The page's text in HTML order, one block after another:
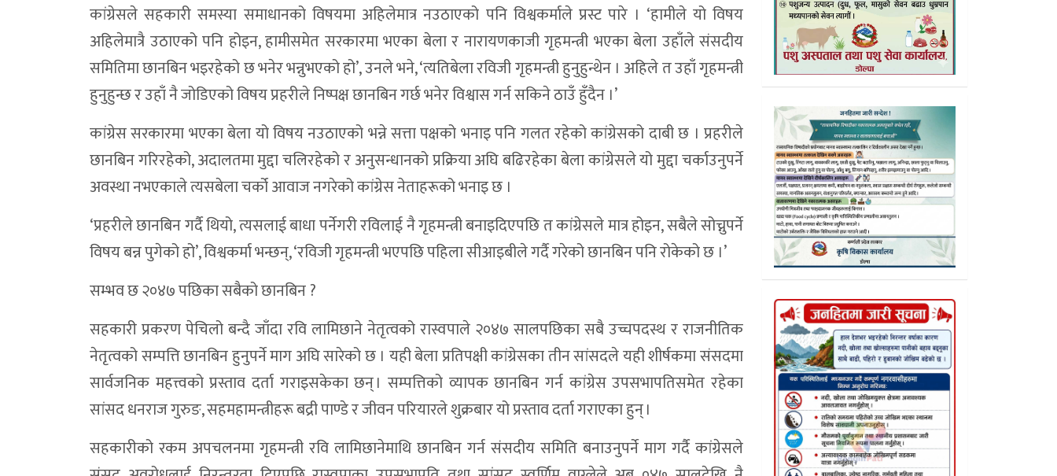
कांग्रेसले सहकारी समस्या समाधानको विषयमा अहिलेमात्र नउठाएको पनि विश्वकर्माले प्रस्ट पारे । ‘हामीले यो विषय
अहिलेमात्रै उठाएको पनि होइन, हामीसमेत सरकारमा भएका बेला र नारायणकाजी गृहमन्त्री भएका बेला उहाँले संसदीय
समितिमा छानबिन भइरहेको छ भनेर भन्नुभएको हो’, उनले भने, ‘त्यतिबेला रविजी गृहमन्त्री हुनुहुन्थेन । अहिले त उहाँ गृहमन्त्री
हुनुहुन्छ र उहाँ नै जोडिएको विषय प्रहरीले निष्पक्ष छानबिन गर्छ भनेर विश्वास गर्न सकिने ठाउँ हुँदैन ।’
कांग्रेस सरकारमा भएका बेला यो विषय नउठाएको भन्ने सत्ता पक्षको भनाइ पनि गलत रहेको कांग्रेसको दाबी छ । प्रहरीले
छानबिन गरिरहेको, अदालतमा मुद्दा चलिरहेको र अनुसन्धानको प्रक्रिया अघि बढिरहेका बेला कांग्रेसले यो मुद्दा चर्काउनुपर्ने
अवस्था नभएकाले त्यसबेला चर्को आवाज नगरेको कांग्रेस नेताहरूको भनाइ छ ।
‘प्रहरीले छानबिन गर्दै थियो, त्यसलाई बाधा पर्नेगरी रविलाई नै गृहमन्त्री बनाइदिएपछि त कांग्रेसले मात्र होइन, सबैले सोच्नुपर्ने
विषय बन्न पुगेको हो’, विश्वकर्मा भन्छन्, ‘रविजी गृहमन्त्री भएपछि पहिला सीआइबीले गर्दै गरेको छानबिन पनि रोकेको छ ।’
सम्भव छ २०४७ पछिका सबैको छानबिन ?
सहकारी प्रकरण पेचिलो बन्दै जाँदा रवि लामिछाने नेतृत्वको रास्वपाले २०४७ सालपछिका सबै उच्चपदस्थ र राजनीतिक
नेतृत्वको सम्पत्ति छानबिन हुनुपर्ने माग अघि सारेको छ । यही बेला प्रतिपक्षी कांग्रेसका तीन सांसदले यही शीर्षकमा संसदमा
सार्वजनिक महत्त्वको प्रस्ताव दर्ता गराइसकेका छन् । सम्पत्तिको व्यापक छानबिन गर्न कांग्रेस उपसभापतिसमेत रहेका
सांसद धनराज गुरुङ, सहमहामन्त्रीहरू बद्री पाण्डे र जीवन परियारले शुक्रबार यो प्रस्ताव दर्ता गराएका हुन् ।
सहकारीको रकम अपचलनमा गृहमन्त्री रवि लामिछानेमाथि छानबिन गर्न संसदीय समिति बनाउनुपर्ने माग गर्दै कांग्रेसले